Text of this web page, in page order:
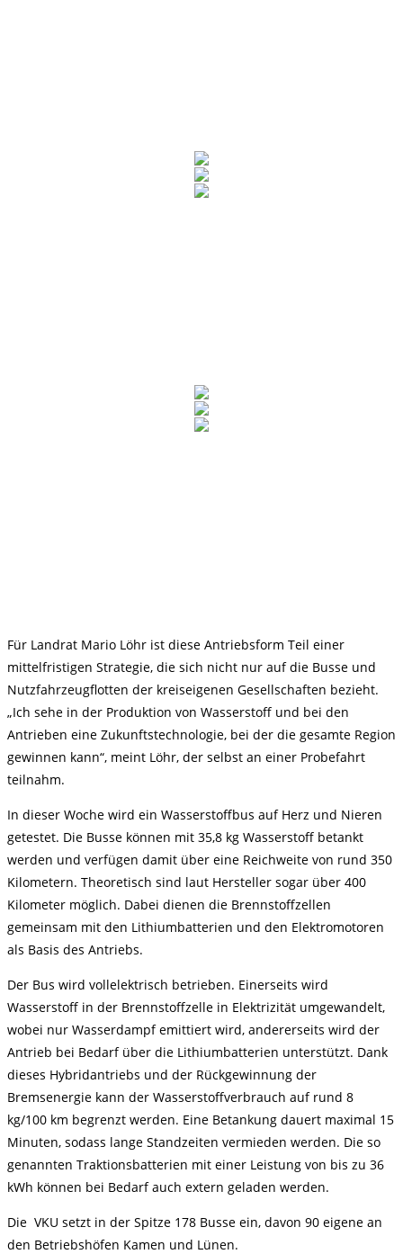
Für Landrat Mario Löhr ist diese Antriebsform Teil einer
mittelfristigen Strategie, die sich nicht nur auf die Busse und
Nutzfahrzeugflotten der kreiseigenen Gesellschaften bezieht.
„Ich sehe in der Produktion von Wasserstoff und bei den
Antrieben eine Zukunftstechnologie, bei der die gesamte Region
gewinnen kann“, meint Löhr, der selbst an einer Probefahrt
teilnahm.
In dieser Woche wird ein Wasserstoffbus auf Herz und Nieren
getestet. Die Busse können mit 35,8 kg Wasserstoff betankt
werden und verfügen damit über eine Reichweite von rund 350
Kilometern. Theoretisch sind laut Hersteller sogar über 400
Kilometer möglich. Dabei dienen die Brennstoffzellen
gemeinsam mit den Lithiumbatterien und den Elektromotoren
als Basis des Antriebs.
Der Bus wird vollelektrisch betrieben. Einerseits wird
Wasserstoff in der Brennstoffzelle in Elektrizität umgewandelt,
wobei nur Wasserdampf emittiert wird, andererseits wird der
Antrieb bei Bedarf über die Lithiumbatterien unterstützt. Dank
dieses Hybridantriebs und der Rückgewinnung der
Bremsenergie kann der Wasserstoffverbrauch auf rund 8
kg/100 km begrenzt werden. Eine Betankung dauert maximal 15
Minuten, sodass lange Standzeiten vermieden werden. Die so
genannten Traktionsbatterien mit einer Leistung von bis zu 36
kWh können bei Bedarf auch extern geladen werden.
Die VKU setzt in der Spitze 178 Busse ein, davon 90 eigene an
den Betriebshöfen Kamen und Lünen.